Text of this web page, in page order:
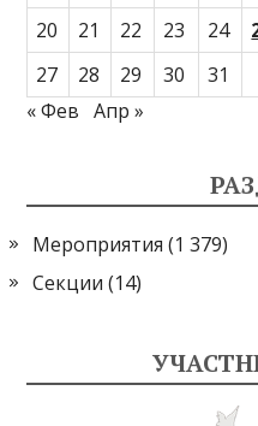
20
21 22 23 24
27
28 29 30
31
« Фев
Апр »
Мероприятия (1 379)
Секции (14)